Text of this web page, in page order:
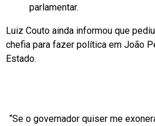
parlamentar.
Luiz Couto ainda informou que
chefia para fazer política em João
Estado.
“Se o governador quiser me